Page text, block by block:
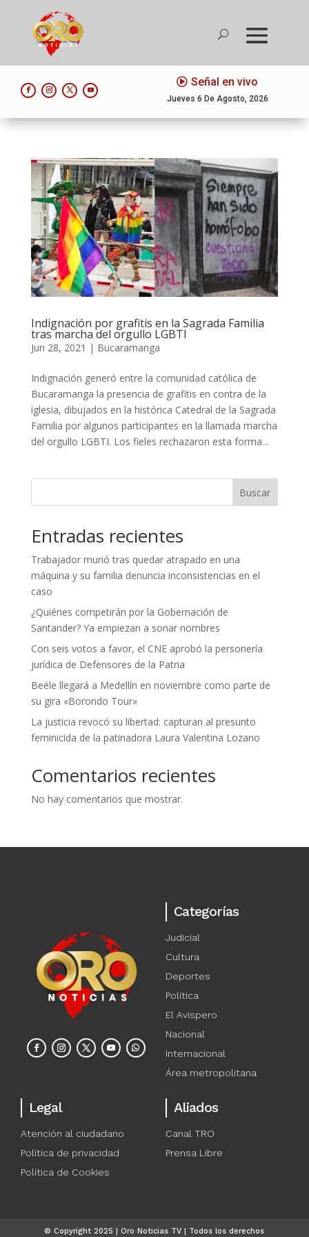
Señal en vivo
Jueves 6 De Agosto, 2026
Indignación por grafitis en la Sagrada Familia
tras marcha del orgullo LGBTI
Jun 28, 2021 | Bucaramanga
Indignación generó entre la comunidad católica de
Bucaramanga la presencia de grafitis en contra de la
iglesia, dibujados en la histórica Catedral de la Sagrada
Familia por algunos participantes en la llamada marcha
del orgullo LGBTI. Los fieles rechazaron esta forma...
Buscar
Entradas recientes
Trabajador murió tras quedar atrapado en una
máquina y su familia denuncia inconsistencias en el
caso
¿Quiénes competirán por la Gobernación de
Santander? Ya empiezan a sonar nombres
Con seis votos a favor, el CNE aprobó la personería
jurídica de Defensores de la Patria
Beéle llegará a Medellín en noviembre como parte de
su gira «Borondo Tour»
La justicia revocó su libertad: capturan al presunto
feminicida de la patinadora Laura Valentina Lozano
Comentarios recientes
No hay comentarios que mostrar.
Categorías
Judicial
Cultura
Deportes
Política
El Avispero
Nacional
Internacional
Área metropolitana
Legal
Atención al ciudadano
Política de privacidad
Política de Cookies
Aliados
Canal TRO
Prensa Libre
© Copyright 2025 | Oro Noticias TV | Todos los derechos